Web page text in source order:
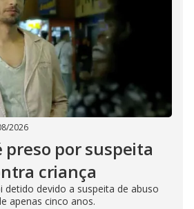
2026
preso por suspeita
criança
devido a suspeita de abuso
apenas cinco anos.